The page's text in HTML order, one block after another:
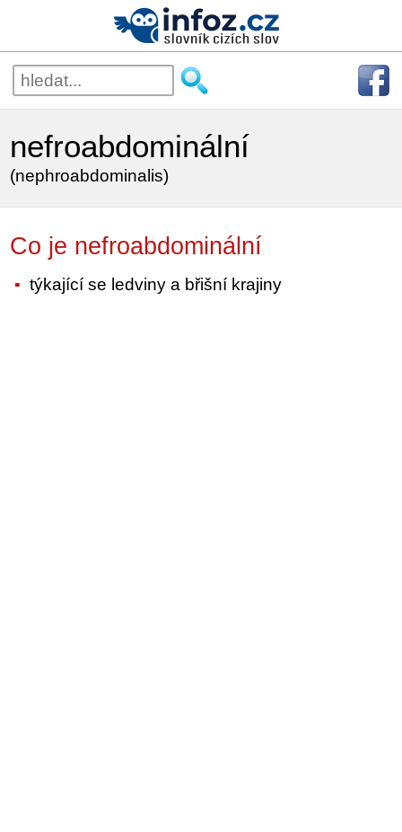
nefroabdominální
(nephroabdominalis)
Co je nefroabdominální
týkající se ledviny a břišní krajiny